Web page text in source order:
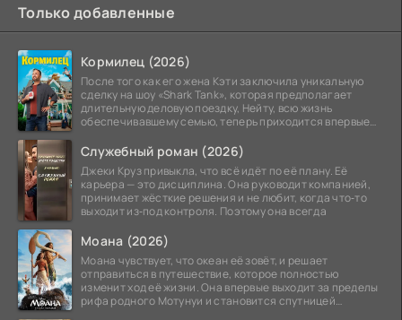
Только добавленные
Кормилец (2026)
После того как его жена Кэти заключила уникальную
сделку на шоу «Shark Tank», которая предполагает
длительную деловую поездку, Нейту, всю жизнь
обеспечивавшему семью, теперь приходится впервые
Служебный роман (2026)
Джеки Круз привыкла, что всё идёт по её плану. Её
карьера — это дисциплина. Она руководит компанией,
принимает жёсткие решения и не любит, когда что‑то
выходит из‑под контроля. Поэтому она всегда
Моана (2026)
Моана чувствует, что океан её зовёт, и решает
отправиться в путешествие, которое полностью
изменит ход её жизни. Она впервые выходит за пределы
рифа родного Мотунуи и становится спутницей